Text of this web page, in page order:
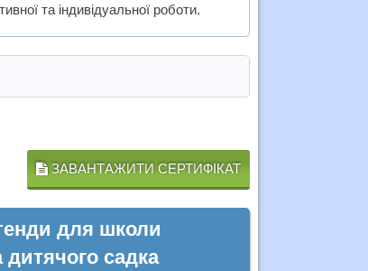
та індивідуальної роботи.
ЗАВАНТАЖИТИ СЕРТИФІКАТ
для школи
дитячого садка